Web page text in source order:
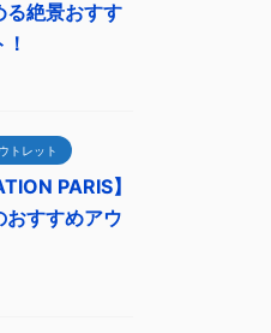
る絶景おすす
トレット
PARIS】
おすすめアウ